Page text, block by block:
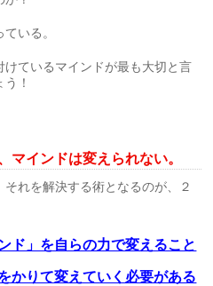
いる。
ているマインドが最も大切と言
！
マインドは変えられない。
れを解決する術となるのが、２
ド」を自らの力で変えること
かりて変えていく必要がある